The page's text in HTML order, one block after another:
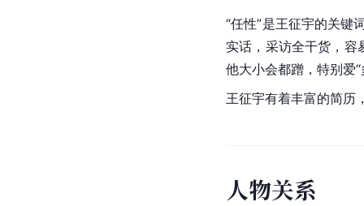
“任性”是王征宇的关键
实话，采访全干货，容
他大小会都蹭，特别爱
王征宇有着丰富的简历
人物关系